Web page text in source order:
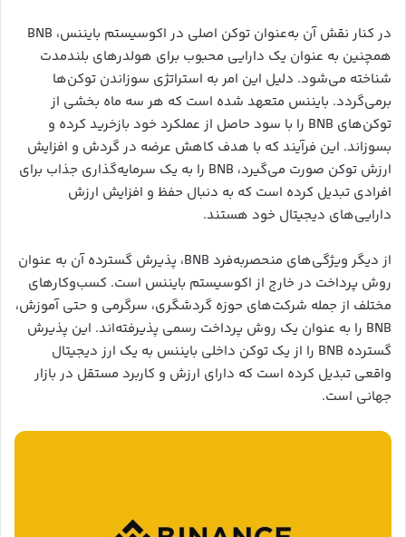
در کنار نقش آن به‌عنوان توکن اصلی در اکوسیستم بایننس، BNB
همچنین به عنوان یک دارایی محبوب برای هولدرهای بلندمدت
شناخته می‌شود. دلیل این امر به استراتژی سوزاندن توکن‌ها
برمی‌گردد. بایننس متعهد شده است که هر سه ماه بخشی از
توکن‌های BNB را با سود حاصل از عملکرد خود بازخرید کرده و
بسوزاند. این فرآیند که با هدف کاهش عرضه در گردش و افزایش
ارزش توکن صورت می‌گیرد، BNB را به یک سرمایه‌گذاری جذاب برای
افرادی تبدیل کرده است که به دنبال حفظ و افزایش ارزش
دارایی‌های دیجیتال خود هستند.
از دیگر ویژگی‌های منحصربه‌فرد BNB، پذیرش گسترده آن به عنوان
روش پرداخت در خارج از اکوسیستم بایننس است. کسب‌وکارهای
مختلف از جمله شرکت‌های حوزه گردشگری، سرگرمی و حتی آموزش،
BNB را به عنوان یک روش پرداخت رسمی پذیرفته‌اند. این پذیرش
گسترده BNB را از یک توکن داخلی بایننس به یک ارز دیجیتال
واقعی تبدیل کرده است که دارای ارزش و کاربرد مستقل در بازار
جهانی است.